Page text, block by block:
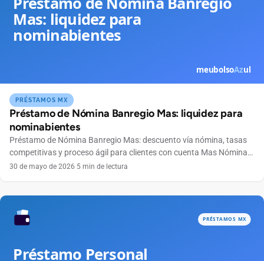
PRÉSTAMOS MX
Préstamo de Nómina Banregio Mas: liquidez para
nominabientes
Préstamo de Nómina Banregio Mas: descuento vía nómina, tasas
competitivas y proceso ágil para clientes con cuenta Mas Nómina
del norte y bajío.
30 de mayo de 2026·5 min de lectura